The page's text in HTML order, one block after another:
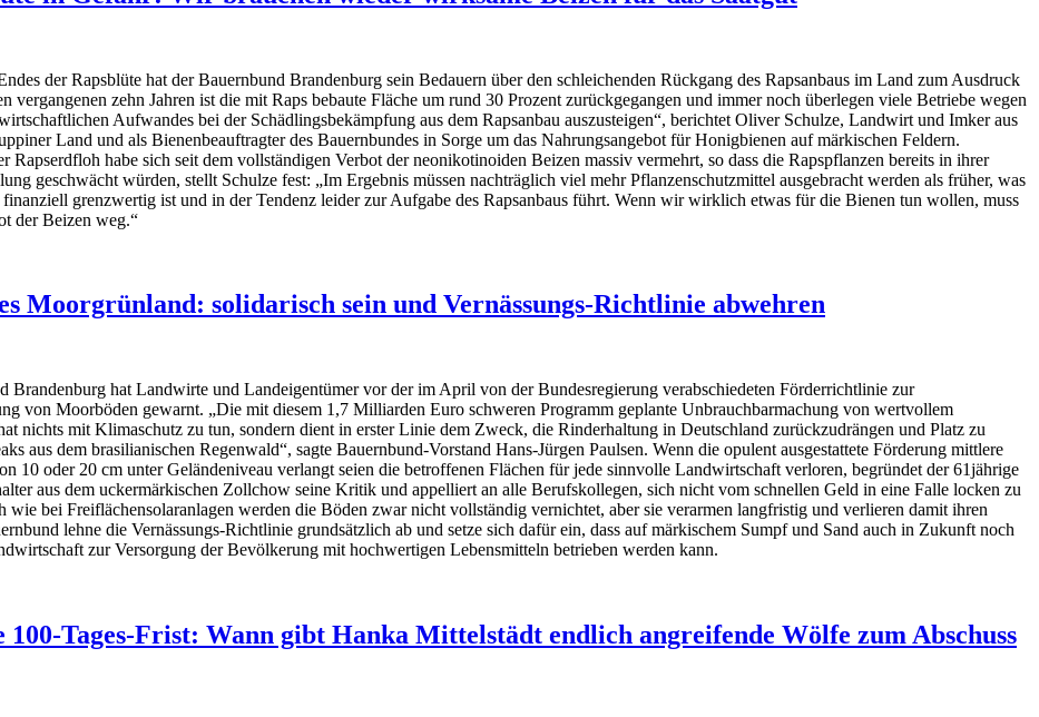
der Rapsblüte hat der Bauernbund Brandenburg sein Bedauern über den schleichenden Rückgang des Rapsanbaus im Land zum Ausdruck
vergangenen zehn Jahren ist die mit Raps bebaute Fläche um rund 30 Prozent zurückgegangen und immer noch überlegen viele Betriebe wegen
Aufwandes bei der Schädlingsbekämpfung aus dem Rapsanbau auszusteigen“, berichtet Oliver Schulze, Landwirt und Imker aus
Land und als Bienenbeauftragter des Bauernbundes in Sorge um das Nahrungsangebot für Honigbienen auf märkischen Feldern.
Rapserdfloh habe sich seit dem vollständigen Verbot der neonikotinoiden Beizen massiv vermehrt, so dass die Rapspflanzen bereits in ihrer
geschwächt würden, stellt Schulze fest: „Im Ergebnis müssen nachträglich viel mehr Pflanzenschutzmittel ausgebracht werden als früher, was
grenzwertig ist und in der Tendenz leider zur Aufgabe des Rapsanbaus führt. Wenn wir wirklich etwas für die Bienen tun wollen, muss
der Beizen weg.“
Moorgrünland: solidarisch sein und Vernässungs-Richtlinie abwehren
Brandenburg hat Landwirte und Landeigentümer vor der im April von der Bundesregierung verabschiedeten Förderrichtlinie zur
von Moorböden gewarnt. „Die mit diesem 1,7 Milliarden Euro schweren Programm geplante Unbrauchbarmachung von wertvollem
nichts mit Klimaschutz zu tun, sondern dient in erster Linie dem Zweck, die Rinderhaltung in Deutschland zurückzudrängen und Platz zu
aus dem brasilianischen Regenwald“, sagte Bauernbund-Vorstand Hans-Jürgen Paulsen. Wenn die opulent ausgestattete Förderung mittlere
10 oder 20 cm unter Geländeniveau verlangt seien die betroffenen Flächen für jede sinnvolle Landwirtschaft verloren, begründet der 61jährige
aus dem uckermärkischen Zollchow seine Kritik und appelliert an alle Berufskollegen, sich nicht vom schnellen Geld in eine Falle locken zu
wie bei Freiflächensolaranlagen werden die Böden zwar nicht vollständig vernichtet, aber sie verarmen langfristig und verlieren damit ihren
lehne die Vernässungs-Richtlinie grundsätzlich ab und setze sich dafür ein, dass auf märkischem Sumpf und Sand auch in Zukunft noch
zur Versorgung der Bevölkerung mit hochwertigen Lebensmitteln betrieben werden kann.
Tages-Frist: Wann gibt Hanka Mittelstädt endlich angreifende Wölfe zum Abschuss